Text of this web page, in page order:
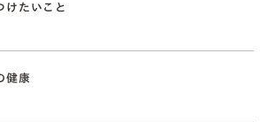
けたいこと
健康